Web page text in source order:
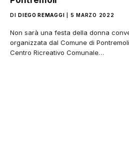
DI DIEGO REMAGGI 5 MARZO 2022
Non sarà una festa della donna
organizzata dal Comune di
Centro Ricreativo Comunale…